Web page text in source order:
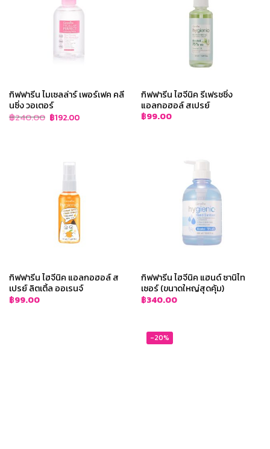
กิฟฟารีน ไมเซลล่าร์ เพอร์เฟค คลี
นซิ่ง วอเตอร์
฿240.00 Original
price
฿192.00Current
price
กิฟฟารีน ไฮจีนิค รีเฟรชชิ่ง
แอลกอฮอล์ สเปรย์
฿99.00
กิฟฟารีน ไฮจีนิค แอลกอฮอล์ ส
เปรย์ ลิตเติ้ล ออเรนจ์
฿99.00
กิฟฟารีน ไฮจีนิค แฮนด์ ซานิไท
เซอร์ (ขนาดใหญ่สุดคุ้ม)
฿340.00
-20%